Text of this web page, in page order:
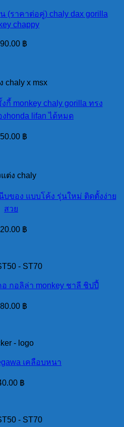
(ราคาต่อคู่) chaly dax gorilla
chappy
฿
chaly x msx
monkey chaly gorilla ทรง
งhonda lifan ได้หมด
฿
ต่ง chaly
ของ แบบโค้ง รุ่นใหม่ ติดตั้งง่าย
สวย
฿
- ST70
กอลิล่า monkey ชาลี ชิปปี้
฿
- logo
เคลือบหนา
฿
- ST70